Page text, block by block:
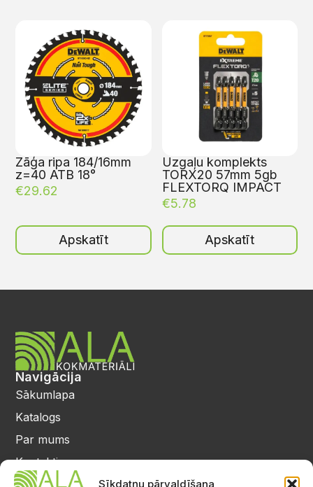
Sīkdatņu pārvaldīšana
Zāģa ripa 184/16mm
z=40 ATB 18°
€29.62
Apskatīt
Uzgaļu komplekts
TORX20 57mm 5gb
FLEXTORQ IMPACT
€5.78
Apskatīt
Navigācija
Sākumlapa
Katalogs
Par mums
Kontakti
Privātuma politika